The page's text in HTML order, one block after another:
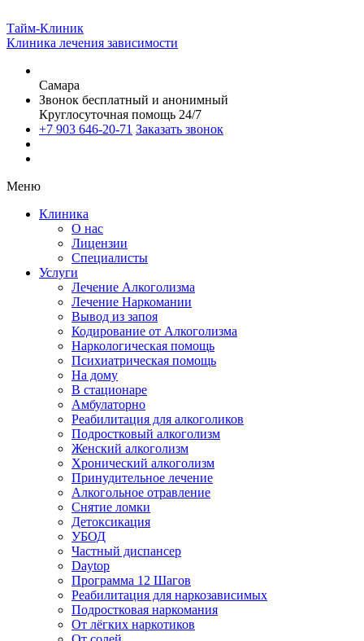
Тайм-Клиник
Клиника лечения зависимости
Самара
Звонок бесплатный и анонимный
Круглосуточная помощь 24/7
+7 903 646-20-71 Заказать звонок
Меню
Клиника
О нас
Лицензии
Специалисты
Услуги
Лечение Алкоголизма
Лечение Наркомании
Вывод из запоя
Кодирование от Алкоголизма
Наркологическая помощь
Психиатрическая помощь
На дому
В стационаре
Амбулаторно
Реабилитация для алкоголиков
Подростковый алкоголизм
Женский алкоголизм
Хронический алкоголизм
Принудительное лечение
Алкогольное отравление
Снятие ломки
Детоксикация
УБОД
Частный диспансер
Daytop
Программа 12 Шагов
Реабилитация для наркозависимых
Подростковая наркомания
От лёгких наркотиков